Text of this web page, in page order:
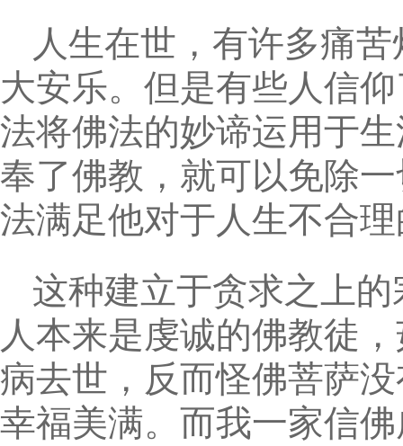
人生在世，有许多痛
大安乐。但是有些人信
法将佛法的妙谛运用于
奉了佛教，就可以免除
法满足他对于人生不合
这种建立于贪求之上
人本来是虔诚的佛教徒
病去世，反而怪佛菩萨
幸福美满。而我一家信